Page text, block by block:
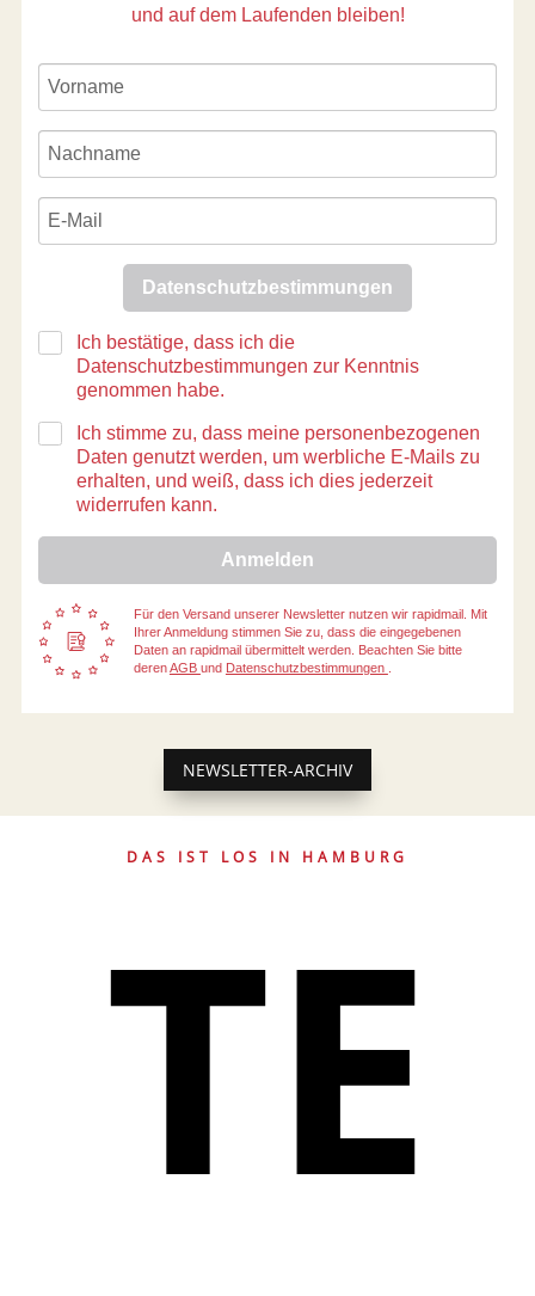
und auf dem Laufenden bleiben!
Datenschutzbestimmungen
Ich bestätige, dass ich die
Datenschutzbestimmungen zur Kenntnis
genommen habe.
Ich stimme zu, dass meine personenbezogenen
Daten genutzt werden, um werbliche E-Mails zu
erhalten, und weiß, dass ich dies jederzeit
widerrufen kann.
Anmelden
Für den Versand unserer Newsletter nutzen wir rapidmail. Mit
Ihrer Anmeldung stimmen Sie zu, dass die eingegebenen
Daten an rapidmail übermittelt werden. Beachten Sie bitte
derenAGB und Datenschutzbestimmungen
NEWSLETTER-ARCHIV
DAS IST LOS IN HAMBURG
TE